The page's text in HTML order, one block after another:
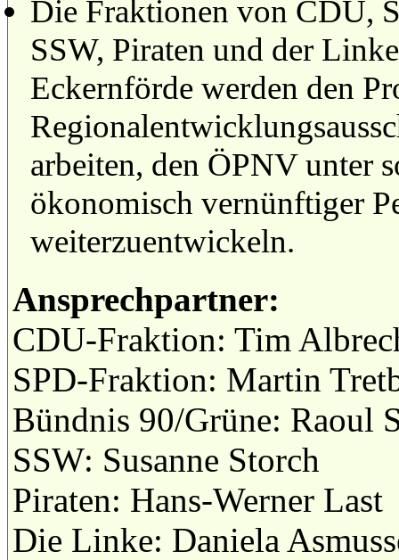
Die Fraktionen von CDU,
SSW, Piraten und der
Eckernförde werden den
arbeiten, den ÖPNV unter
ökonomisch vernünftiger
weiterzuentwickeln.
Ansprechpartner:
CDU-Fraktion: Tim
SPD-Fraktion: Martin
Bündnis 90/Grüne: Raoul
SSW: Susanne Storch
Piraten: Hans-Werner Last
Die Linke: Daniela